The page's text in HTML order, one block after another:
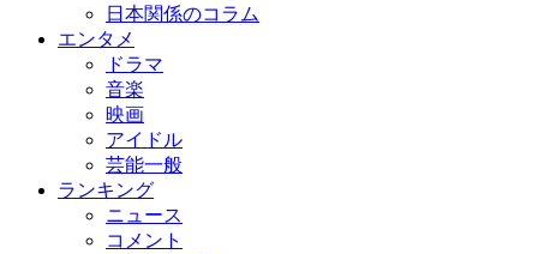
日本関係のコラム
エンタメ
ドラマ
音楽
映画
アイドル
芸能一般
ランキング
ニュース
コメント